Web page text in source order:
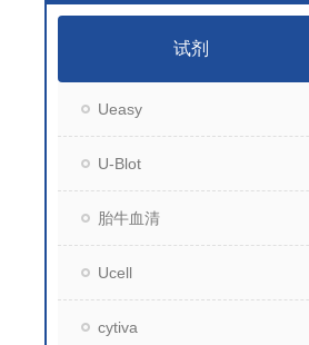
试剂
Ueasy
U-Blot
胎牛血清
Ucell
cytiva